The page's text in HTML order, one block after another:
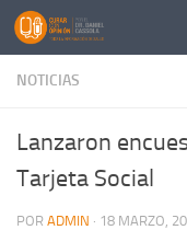
Saltar al contenido
NOTICIAS
Lanzaron
Tarjeta Social
POR ADMIN · 18 MARZO,